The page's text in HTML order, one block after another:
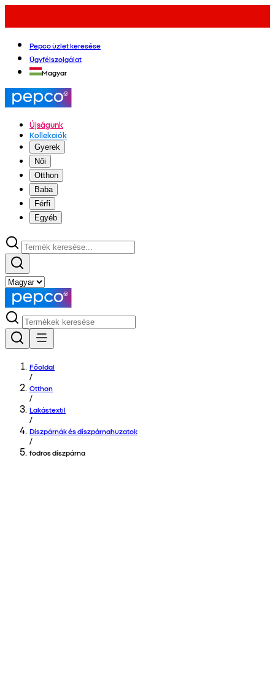
Pepco üzlet keresése
Ügyfélszolgálat
Magyar
Újságunk
Kollekciók
Gyerek
Női
Otthon
Baba
Férfi
Egyéb
Főoldal
/
Otthon
/
Lakástextil
/
Díszpárnák és díszpárnahuzatok
/
fodros díszpárna